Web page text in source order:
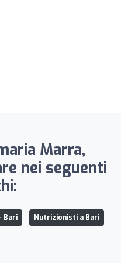
Marra,
nei seguenti
Bari Nutrizionisti a Bari